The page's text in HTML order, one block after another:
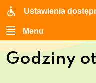
Ustawienia
Menu
Godziny